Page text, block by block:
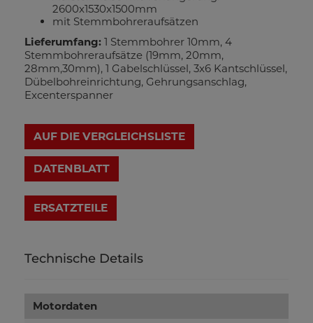
2600x1530x1500mm
mit Stemmbohreraufsätzen
Lieferumfang: 1 Stemmbohrer 10mm, 4
Stemmbohreraufsätze (19mm, 20mm,
28mm,30mm), 1 Gabelschlüssel, 3x6 Kantschlüssel,
Dübelbohreinrichtung, Gehrungsanschlag,
Excenterspanner
AUF DIE VERGLEICHSLISTE
DATENBLATT
Technische Details
Motordaten